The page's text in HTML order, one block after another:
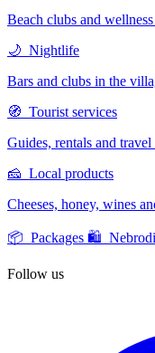
Beach clubs and
🌙 Nightlife
Bars and clubs in the
🧭 Tourist services
Guides, rentals and travel
🧀 Local products
Cheeses, honey, wines
📦 Packages 🛍️ Nebrodi
Follow us